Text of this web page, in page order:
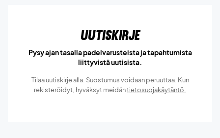
Uutiskirje
Pysy ajan tasalla padelvarusteista ja tapahtumista
liittyvistä uutisista.
Tilaa uutiskirje alla. Suostumus voidaan peruuttaa. Kun
rekisteröidyt, hyväksyt meidäntietosuojakäytäntö.